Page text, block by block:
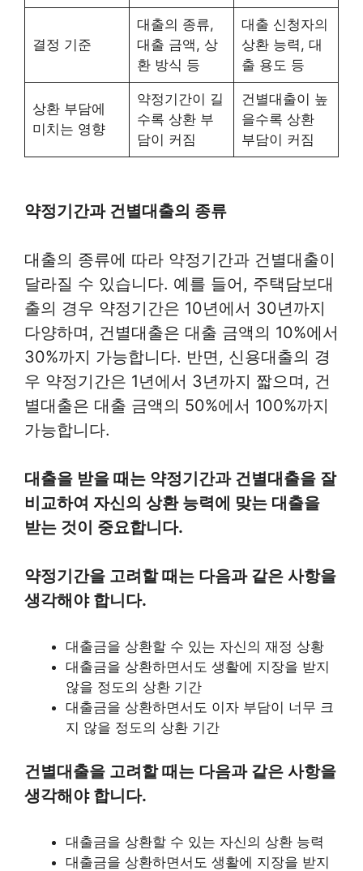
결정 기준
대출의 종류,
대출 금액, 상
환 방식 등
대출 신청자의
상환 능력, 대
출 용도 등
상환 부담에
미치는 영향
약정기간이 길
수록 상환 부
담이 커짐
건별대출이 높
을수록 상환
부담이 커짐
약정기간과 건별대출의 종류
대출의 종류에 따라 약정기간과 건별대출이
달라질 수 있습니다. 예를 들어, 주택담보대
출의 경우 약정기간은 10년에서 30년까지
다양하며, 건별대출은 대출 금액의 10%에서
30%까지 가능합니다. 반면, 신용대출의 경
우 약정기간은 1년에서 3년까지 짧으며, 건
별대출은 대출 금액의 50%에서 100%까지
가능합니다.
대출을 받을 때는 약정기간과 건별대출을 잘
비교하여 자신의 상환 능력에 맞는 대출을
받는 것이 중요합니다.
약정기간을 고려할 때는 다음과 같은 사항을
생각해야 합니다.
대출금을 상환할 수 있는 자신의 재정 상황
대출금을 상환하면서도 생활에 지장을 받지
않을 정도의 상환 기간
대출금을 상환하면서도 이자 부담이 너무 크
지 않을 정도의 상환 기간
건별대출을 고려할 때는 다음과 같은 사항을
생각해야 합니다.
대출금을 상환할 수 있는 자신의 상환 능력
대출금을 상환하면서도 생활에 지장을 받지